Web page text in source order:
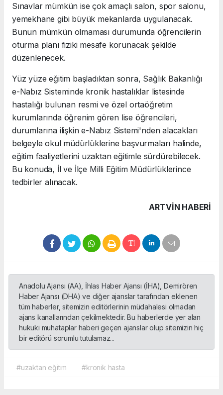
Sınavlar mümkün ise çok amaçlı salon, spor salonu,
yemekhane gibi büyük mekanlarda uygulanacak.
Bunun mümkün olmaması durumunda öğrencilerin
oturma planı fiziki mesafe korunacak şekilde
düzenlenecek.
Yüz yüze eğitim başladıktan sonra, Sağlık Bakanlığı
e-Nabız Sisteminde kronik hastalıklar listesinde
hastalığı bulunan resmi ve özel ortaöğretim
kurumlarında öğrenim gören lise öğrencileri,
durumlarına ilişkin e-Nabız Sistemi'nden alacakları
belgeyle okul müdürlüklerine başvurmaları halinde,
eğitim faaliyetlerini uzaktan eğitimle sürdürebilecek.
Bu konuda, İl ve İlçe Milli Eğitim Müdürlüklerince
tedbirler alınacak.
ARTVIN HABERİ
Anadolu Ajansı (AA), İhlas Haber Ajansı (İHA), Demirören
Haber Ajansı (DHA) ve diğer ajanslar tarafından eklenen
tüm haberler, sitemizin editörlerinin müdahalesi olmadan
ajans kanallarından çekilmektedir. Bu haberlerde yer alan
hukuki muhataplar haberi geçen ajanslar olup sitemizin hiç
bir editörü sorumlu tutulamaz...
#uzaktan eğitim #kronik hasta